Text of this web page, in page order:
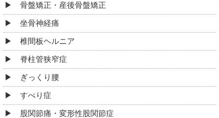
骨盤矯正・産後骨盤矯正
坐骨神経痛
椎間板ヘルニア
脊柱管狭窄症
ぎっくり腰
すべり症
股関節痛・変形性股関節症